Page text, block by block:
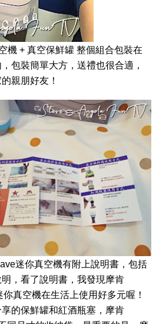
機 + 真空保鮮罐 整個組合包裝在
包裝簡單大方，送禮也很合適，
親朋好友！
迷你真空機有附上說明書，包括
，看了說明書，我發現摩肯
真空機在生活上使用好多元喔！
的保鮮罐和紅酒瓶塞，摩肯